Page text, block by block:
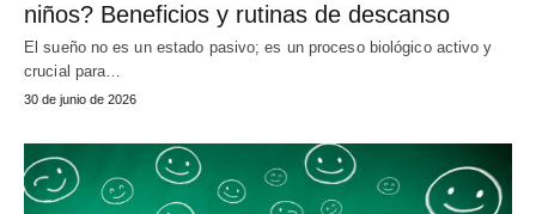
niños? Beneficios y rutinas de descanso
El sueño no es un estado pasivo; es un proceso biológico activo y
crucial para…
30 de junio de 2026